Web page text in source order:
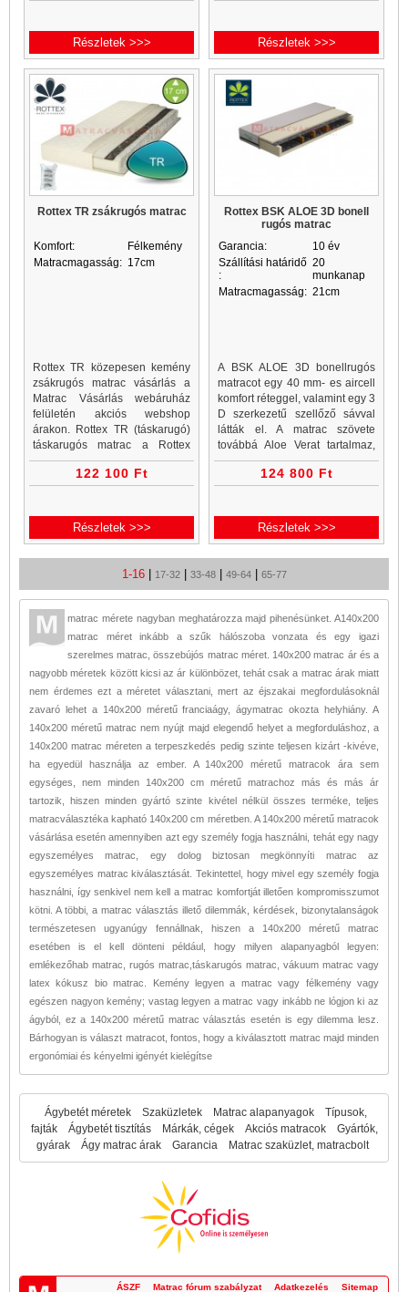
Részletek >>> Részletek >>>
Rottex TR zsákrugós matrac
Komfort:
Félkemény
Matracmagasság: 17cm
Rottex TR közepesen kemény
zsákrugós matrac vásárlás a
Matrac Vásárlás webáruház
felületén akciós webshop
árakon. Rottex TR (táskarugó)
táskarugós matrac a Rottex
matrac választékának feszes, 5
zónás, vastag komfort rétegű és
122 100 Ft
Részletek >>>
Rottex BSK ALOE 3D bonell
rugós matrac
Garancia:
10 év
Szállítási határidő
:
20
munkanap
Matracmagasság: 21cm
A BSK ALOE 3D bonellrugós
matracot egy 40 mm- es aircell
komfort réteggel, valamint egy 3
D szerkezetű szellőző sávval
látták el. A matrac szövete
továbbá Aloe Verat tartalmaz,
mely közismerten regeneráló
hatású. Mindezek együttesen
124 800 Ft
Részletek >>>
1-16| 17-32| 33-48| 49-64| 65-77
matrac mérete nagyban meghatározza majd pihenésünket. A140x200
matrac méret inkább a szűk hálószoba vonzata és egy igazi
szerelmes matrac, összebújós matrac méret. 140x200 matrac ár és a
nagyobb méretek között kicsi az ár különbözet, tehát csak a matrac árak miatt
nem érdemes ezt a méretet választani, mert az éjszakai megfordulásoknál
zavaró lehet a 140x200 méretű franciaágy, ágymatrac okozta helyhiány. A
140x200 méretű matrac nem nyújt majd elegendő helyet a megforduláshoz, a
140x200 matrac méreten a terpeszkedés pedig szinte teljesen kizárt -kivéve,
ha egyedül használja az ember. A 140x200 méretű matracok ára sem
egységes, nem minden 140x200 cm méretű matrachoz más és más ár
tartozik, hiszen minden gyártó szinte kivétel nélkül összes terméke, teljes
matracválasztéka kapható 140x200 cm méretben. A 140x200 méretű matracok
vásárlása esetén amennyiben azt egy személy fogja használni, tehát egy nagy
egyszemélyes matrac, egy dolog biztosan megkönnyíti matrac az
egyszemélyes matrac kiválasztását. Tekintettel, hogy mivel egy személy fogja
használni, így senkivel nem kell a matrac komfortját illetően kompromisszumot
kötni. A többi, a matrac választás illető dilemmák, kérdések, bizonytalanságok
természetesen ugyanúgy fennállnak, hiszen a 140x200 méretű matrac
esetében is el kell dönteni például, hogy milyen alapanyagból legyen:
emlékezőhab matrac, rugós matrac,táskarugós matrac, vákuum matrac vagy
latex kókusz bio matrac. Kemény legyen a matrac vagy félkemény vagy
egészen nagyon kemény; vastag legyen a matrac vagy inkább ne lógjon ki az
ágyból, ez a 140x200 méretű matrac választás esetén is egy dilemma lesz.
Bárhogyan is választ matracot, fontos, hogy a kiválasztott matrac majd minden
ergonómiai és kényelmi igényét kielégítse
Ágybetét méretek Szaküzletek Matrac alapanyagok
Típusok,
fajták
Ágybetét tisztítás Márkák, cégek Akciós matracok
Gyártók,
gyárak
Ágy matrac árak Garancia Matrac szaküzlet, matracbolt
ÁSZF Matrac fórum szabályzat Adatkezelés Sitemap